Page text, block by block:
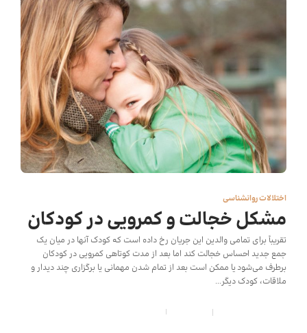
اختلالات روانشناسی
مشکل خجالت و کمرویی در کودکان
تقریباً برای تمامی والدین این جریان رخ داده است که کودک آنها در میان یک
جمع جدید احساس خجالت کند اما بعد از مدت کوتاهی کمرویی در کودکان
برطرف می‌شود یا ممکن است بعد از تمام شدن مهمانی یا برگزاری چند دیدار و
ملاقات، کودک دیگر...